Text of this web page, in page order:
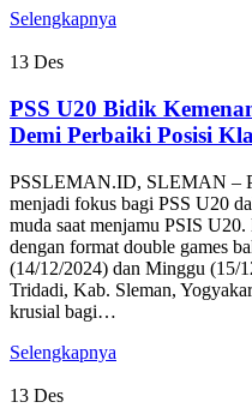
Selengkapnya
13 Des
PSS U20 Bidik
Demi Perbaiki Posisi
PSSLEMAN.ID, SLEMAN –
menjadi fokus bagi PSS U20
muda saat menjamu PSIS
dengan format double games
(14/12/2024) dan Minggu (15/
Tridadi, Kab. Sleman,
krusial bagi…
Selengkapnya
13 Des